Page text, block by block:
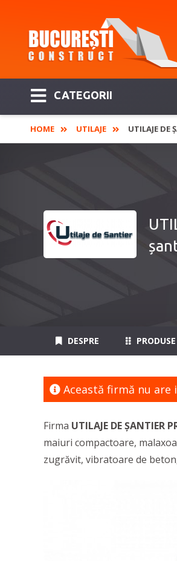
CATEGORII
HOME UTILAJE UTILAJE DE
DESPRE PRODUSE
Această firmă nu are
Firma UTILAJE DE ȘANTIER
maiuri compactoare,
zugrăvit, vibratoare de